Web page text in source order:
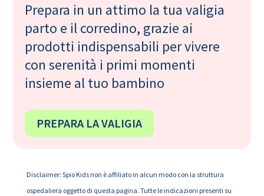
Prepara in un attimo la tua valigia
parto e il corredino, grazie ai
prodotti indispensabili per vivere
con serenità i primi momenti
insieme al tuo bambino
PREPARA LA VALIGIA
Disclaimer: Spio Kids non è affiliato in alcun modo con la struttura
ospedaliera oggetto di questa pagina. Tutte le indicazioni presenti su